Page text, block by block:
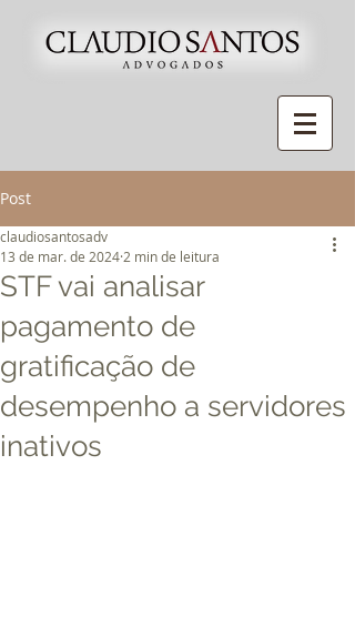
Post
STF vai analisar
pagamento de
gratificação de
desempenho a servidores
inativos
claudiosantosadv
13 de mar. de 2024 2 min de leitura